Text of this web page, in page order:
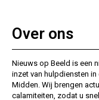
Over ons
Nieuws op Beeld is een
inzet van hulpdiensten
Midden. Wij brengen
calamiteiten, zodat u